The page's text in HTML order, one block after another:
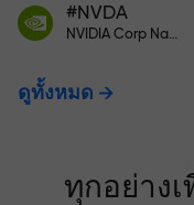
#NVDA
NVIDIA Corp Nasdaq Stock Exchange (Nasdaq) USD
ดูทั้งหมด
ทุกอย่าง